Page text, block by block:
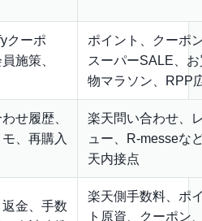
クーポ
施策、
ポイント、クーポ
スーパーSALE、
物マラソン、RPP
せ履歴、
、再購入
楽天問い合わせ、
ュー、R-messeな
天内接点
金、手数
楽天側手数料、ポ
ト原資、クーポン